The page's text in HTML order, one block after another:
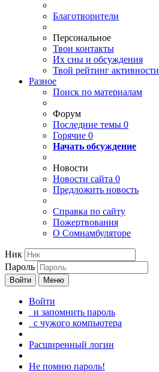
Благотворители
Персональное
Твои контакты
Их сны и обсуждения
Твой рейтинг активности
Разное
Поиск по материалам
Форум
Последние темы 0
Горячие 0
Начать обсуждение
Новости
Новости сайта 0
Предложить новость
Справка по сайту
Пожертвования
О Сомнамбуляторе
Ник
Пароль
Войти Меню
Войти
и запомнить пароль
с чужого компьютера
Расширенный логин
Не помню пароль!